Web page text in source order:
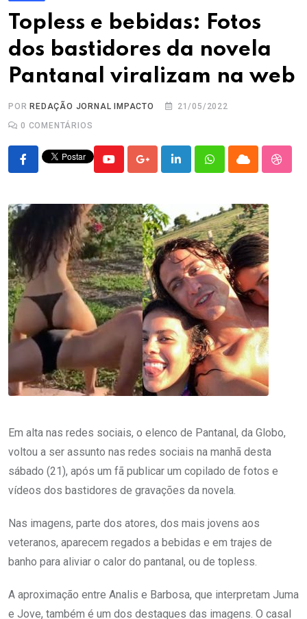
Topless e bebidas: Fotos
dos bastidores da novela
Pantanal viralizam na web
POR REDAÇÃO JORNAL IMPACTO
21/05/2022
0 COMENTÁRIOS
YoutubeGoogle+LinkedInWhatsappCloud
Em alta nas redes sociais, o elenco de Pantanal, da Globo,
voltou a ser assunto nas redes sociais na manhã desta
sábado (21), após um fã publicar um copilado de fotos e
vídeos dos bastidores de gravações da novela.
Nas imagens, parte dos atores, dos mais jovens aos
veteranos, aparecem regados a bebidas e em trajes de
banho para aliviar o calor do pantanal, ou de topless.
A aproximação entre Analis e Barbosa, que interpretam Juma
e Jove, também é um dos destaques das imagens. O casal